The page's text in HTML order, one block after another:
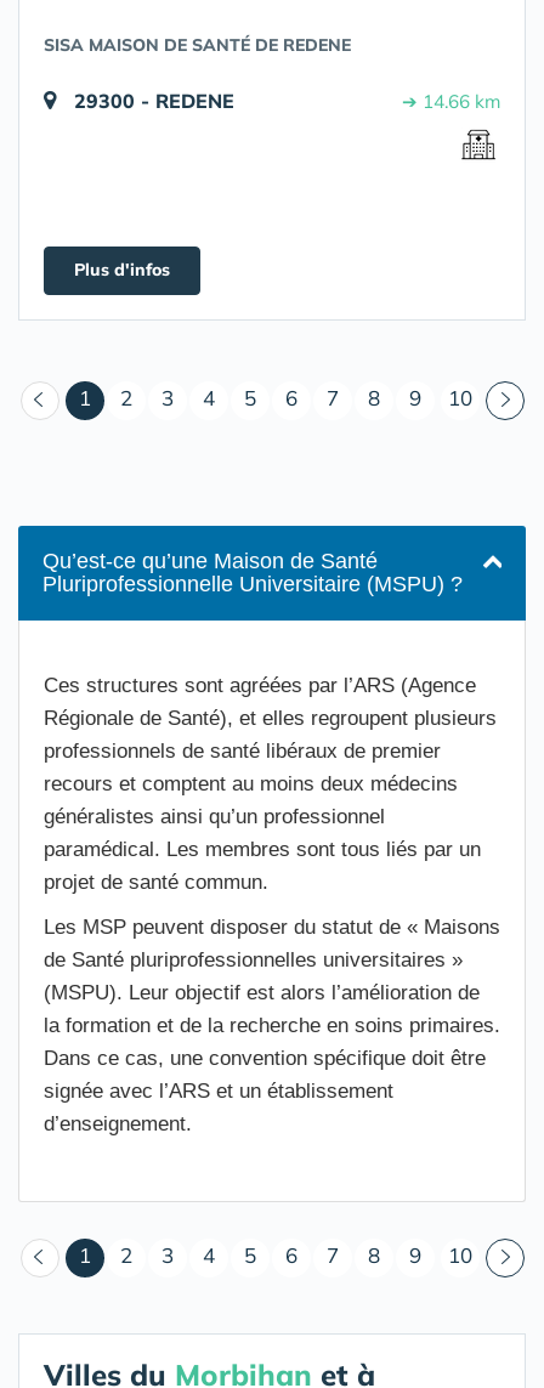
SISA MAISON DE SANTÉ DE REDENE
29300 - REDENE ➔ 14.66 km
Plus d'infos
1 (courant)
2 3 4 5 6 7 8 9 10
Qu’est-ce qu’une Maison de Santé
Pluriprofessionnelle Universitaire (MSPU) ?
Ces structures sont agréées par l’ARS (Agence
Régionale de Santé), et elles regroupent plusieurs
professionnels de santé libéraux de premier
recours et comptent au moins deux médecins
généralistes ainsi qu’un professionnel
paramédical. Les membres sont tous liés par un
projet de santé commun.
Les MSP peuvent disposer du statut de « Maisons
de Santé pluriprofessionnelles universitaires »
(MSPU). Leur objectif est alors l’amélioration de
la formation et de la recherche en soins primaires.
Dans ce cas, une convention spécifique doit être
signée avec l’ARS et un établissement
d’enseignement.
1 (courant)
2 3 4 5 6 7 8 9 10
Villes du Morbihan et à